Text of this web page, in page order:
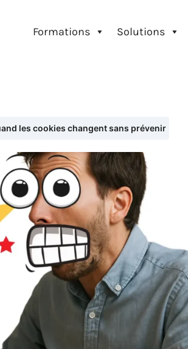
Formations Solutions
les cookies changent sans prévenir